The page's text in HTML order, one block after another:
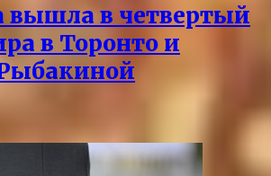
вышла в четвертый
в Торонто и